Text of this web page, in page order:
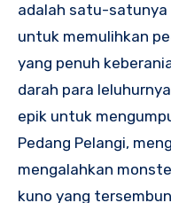
adalah satu-satunya
untuk memulihkan
yang penuh
darah para
epik untuk
Pedang Pelangi,
mengalahkan
kuno yang